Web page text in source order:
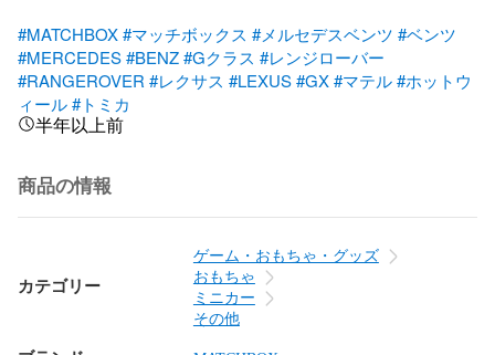
#MATCHBOX#マッチボックス #メルセデスベンツ #ベンツ
#MERCEDES#BENZ#Gクラス #レンジローバー
#RANGEROVER #レクサス #LEXUS#GX#マテル#ホットウ
ィール#トミカ
半年以上前
商品の情報
カテゴリー
ゲーム・おもちゃ・グッズ
おもちゃ
ミニカー
その他